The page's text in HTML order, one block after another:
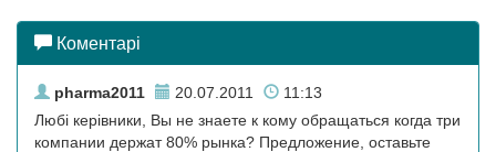
Коментарі
pharma2011 20.07.2011
11:13
Любі керівники, Вы не знаете к кому обращаться когда три
компании держат 80% рынка? Предложение, оставьте